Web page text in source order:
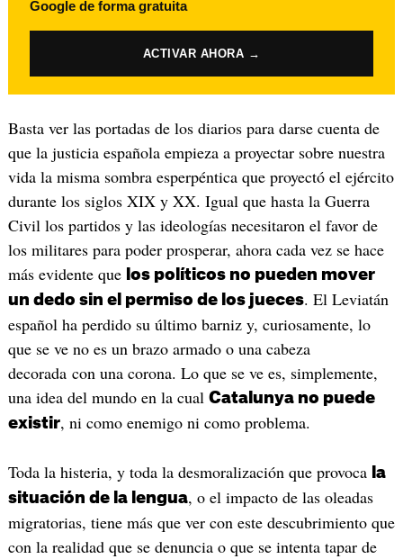
Google de forma gratuita
ACTIVAR AHORA →
Basta ver las portadas de los diarios para darse cuenta de
que la justicia española empieza a proyectar sobre nuestra
vida la misma sombra esperpéntica que proyectó el ejército
durante los siglos XIX y XX. Igual que hasta la Guerra
Civil los partidos y las ideologías necesitaron el favor de
los militares para poder prosperar, ahora cada vez se hace
más evidente que los políticos no pueden mover
un dedo sin el permiso de los jueces. El Leviatán
español ha perdido su último barniz y, curiosamente, lo
que se ve no es un brazo armado o una cabeza
decorada con una corona. Lo que se ve es, simplemente,
una idea del mundo en la cual Catalunya no puede
existir, ni como enemigo ni como problema.
Toda la histeria, y toda la desmoralización que provoca la
situación de la lengua, o el impacto de las oleadas
migratorias, tiene más que ver con este descubrimiento que
con la realidad que se denuncia o que se intenta tapar de